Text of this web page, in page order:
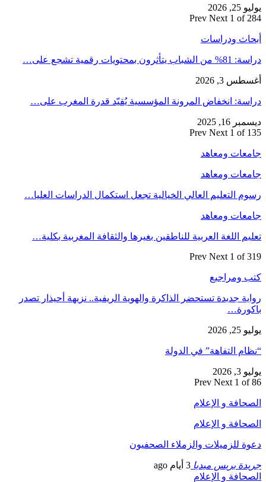
يوليو 25, 2026
Prev Next 1 of 284
أبحاث ودراسات
دراسة: 81% من الشباب يتأثرون بمحتويات رقمية تشجع على…
أغسطس 3, 2026
دراسة: انخفاض المرونة المؤسسية يُقيّد قدرة المغرب على…
ديسمبر 16, 2025
Prev Next 1 of 135
جامعات ومعاهد
جامعات ومعاهد
رسوم التعليم العالي الخيالية تجعل استكمال الدراسات العليا…
جامعات ومعاهد
تعليم اللغة العربية للناطقين بغيرها والثقافة المغربية بكلية…
Prev Next 1 of 319
كتب ومراجيع
رواية جديدة تستحضر الذاكرة والهوية الريفية.. نزيهة أحيذار تصدر
باكورة…
يوليو 25, 2026
“نظام التفاهة” في الدولة
يوليو 3, 2026
Prev Next 1 of 86
الصحافة و الإعلام
الصحافة و الإعلام
دعوة للزميلات والزملاء الصحفيون
جريدة بريس ميديا 3 أيام ago
الصحافة و الإعلام